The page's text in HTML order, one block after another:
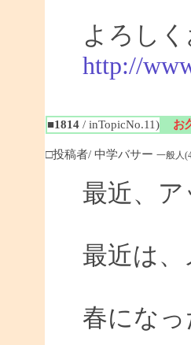
よろし
http://
■1814/ inTopicNo.11) お
□投稿者/ 中学バサー 一般人
最近、
最近は
春にな